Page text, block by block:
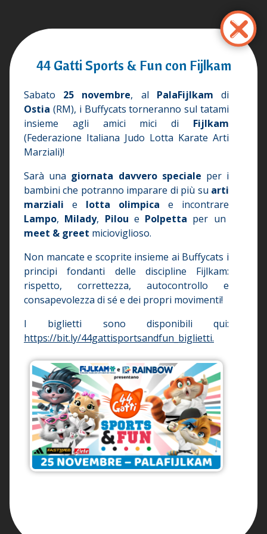
44 Gatti Sports & Fun con Fijlkam
Sabato 25 novembre, al PalaFijlkam di
Ostia (RM), i Buffycats torneranno sul tatami
insieme agli amici mici di Fijlkam
(Federazione Italiana Judo Lotta Karate Arti
Marziali)!
Sarà una giornata davvero speciale per i
bambini che potranno imparare di più su arti
marziali e lotta olimpica e incontrare
Lampo, Milady, Pilou e Polpetta per un
meet & greet micioviglioso.
Non mancate e scoprite insieme ai Buffycats i
principi fondanti delle discipline Fijlkam:
rispetto, correttezza, autocontrollo e
consapevolezza di sé e dei propri movimenti!
I biglietti sono disponibili qui:
https://bit.ly/44gattisportsandfun_biglietti.